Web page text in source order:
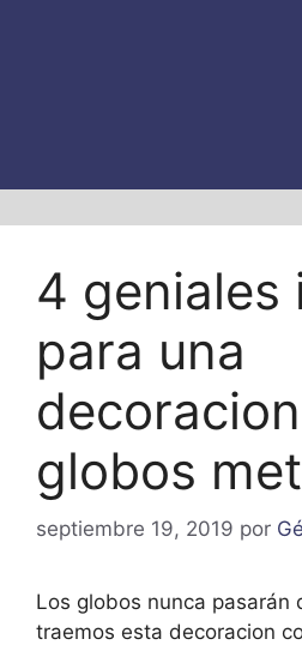
4 geniales
para una
globos
septiembre 19, 2019 por
Los globos nunca pasarán
traemos esta decoracion